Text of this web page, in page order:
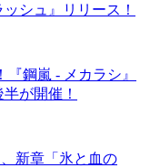
シュ』リリース！
鋼嵐 - メカラシ』
が開催！
新章「氷と血の